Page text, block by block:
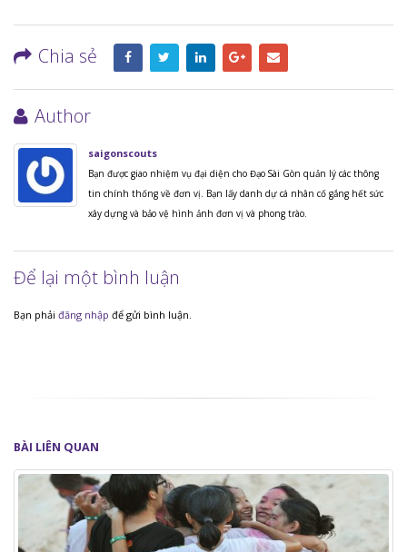
Chia sẻ
Author
saigonscouts
Bạn được giao nhiệm vụ đại diện cho Đạo Sài Gòn quản lý các thông
tin chính thống về đơn vị. Bạn lấy danh dự cá nhân cố gắng hết sức
xây dựng và bảo vệ hình ảnh đơn vị và phong trào.
Để lại một bình luận
Bạn phải đăng nhập để gửi bình luận.
BÀI LIÊN QUAN